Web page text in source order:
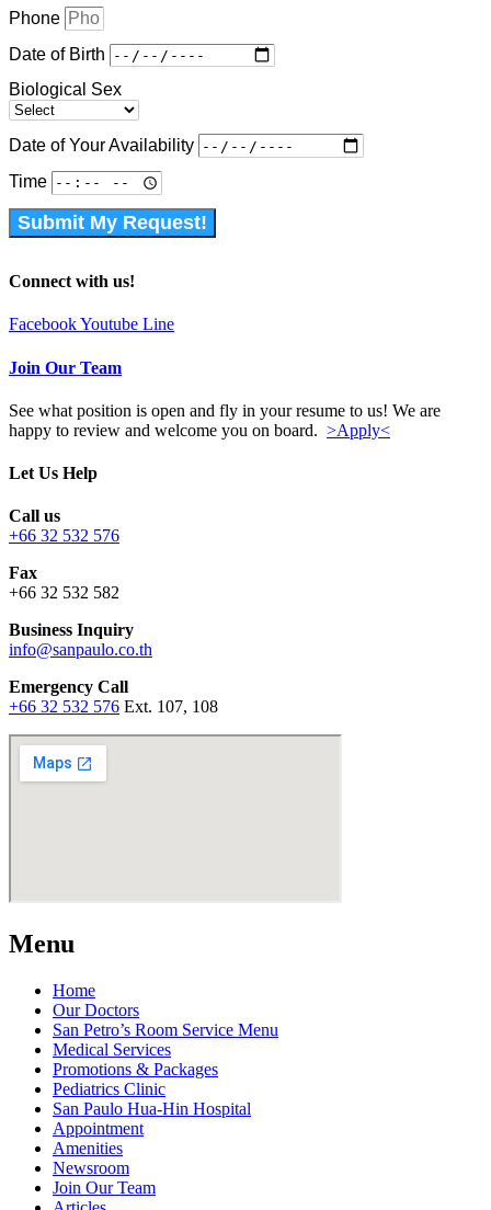
Phone
Date of Birth
Biological Sex
Date of Your Availability
Time
Submit My Request!
Connect with us!
FacebookYoutube Line
Join Our Team
See what position is open and fly in your resume to us! We are
happy to review and welcome you on board. >Apply<
Let Us Help
Call us
+66 32 532 576
Fax
+66 32 532 582
Business Inquiry
info@sanpaulo.co.th
Emergency Call
+66 32 532 576 Ext. 107, 108
Menu
Home
Our Doctors
San Petro’s Room Service Menu
Medical Services
Promotions & Packages
Pediatrics Clinic
San Paulo Hua-Hin Hospital
Appointment
Amenities
Newsroom
Join Our Team